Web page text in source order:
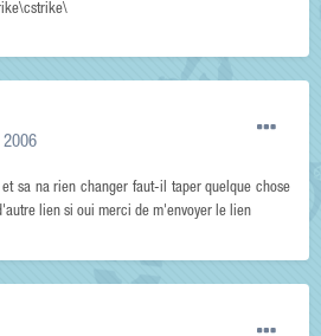
2006
sa na rien changer faut-il taper quelque chose
lien si oui merci de m'envoyer le lien